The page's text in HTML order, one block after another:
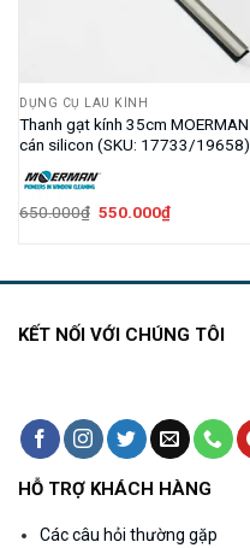
DỤNG CỤ LAU KÍNH
Thanh gạt kính 35cm MOERMAN
cán silicon (SKU: 17733/19658)
650.000₫ Giá
550.000₫Giá
KẾT NỐI VỚI CHÚNG TÔI
HỖ TRỢ KHÁCH HÀNG
Các câu hỏi thường gặp